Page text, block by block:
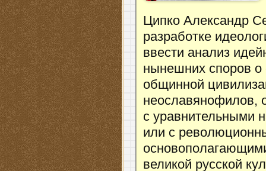
Ципко Александр
разработке
ввести анализ
нынешних споров о
общинной
неославянофилов,
с уравнительными
или с
великой русской